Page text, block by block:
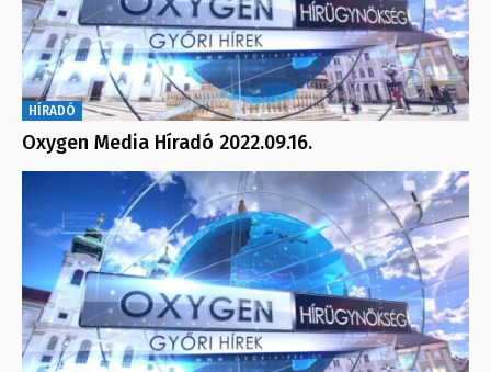
HÍRADÓ
Oxygen Media Híradó 2022.09.16.